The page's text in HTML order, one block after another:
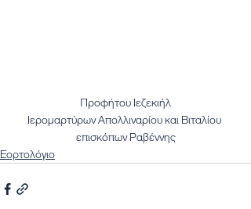
Προφήτου Ιεζεκιήλ
Ιερομαρτύρων Απολλιναρίου και Βιταλίου
επισκόπων Ραβέννης
Εορτολόγιο